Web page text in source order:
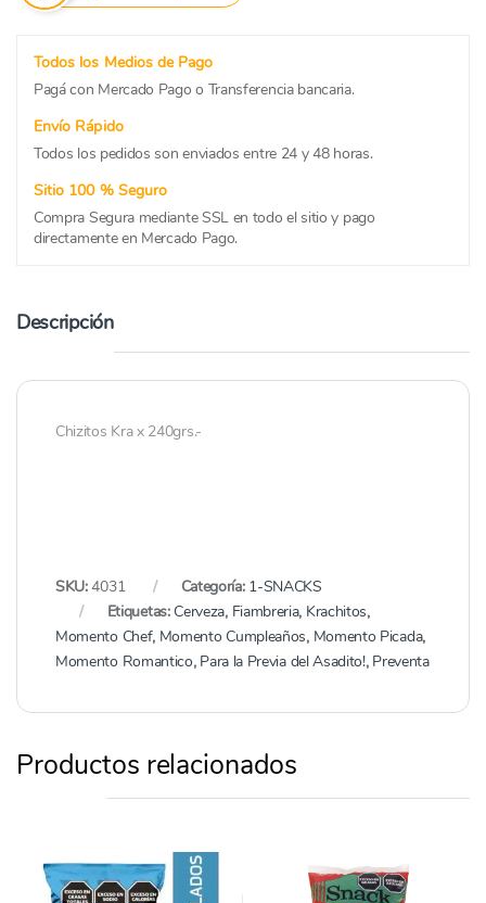
Todos los Medios de Pago
Pagá con Mercado Pago o Transferencia bancaria.
Envío Rápido
Todos los pedidos son enviados entre 24 y 48 horas.
Sitio 100 % Seguro
Compra Segura mediante SSL en todo el sitio y pago
directamente en Mercado Pago.
Descripción
Chizitos Kra x 240grs.-
SKU:4031 Categoría: 1-SNACKS
Etiquetas: Cerveza, Fiambreria, Krachitos,
Momento Chef, Momento Cumpleaños, Momento Picada,
Momento Romantico, Para la Previa del Asadito!, Preventa
Productos relacionados